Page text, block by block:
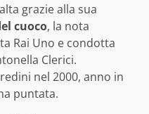
grazie alla sua
cuoco, la nota
Rai Uno e condotta
Clerici.
nel 2000, anno in
puntata.